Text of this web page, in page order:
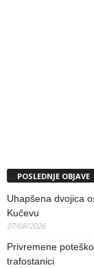
POSLEDNJE OBJAVE
Uhapšena dvojica
Kučevu
07/08/2026
Privremene
trafostanici